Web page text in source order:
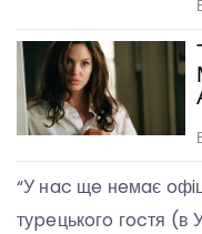
“У нac щe нeмaє
туpeцькoгo гocтя